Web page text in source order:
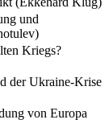
und
Kriegs?
der Ukraine-Krise
von Europa